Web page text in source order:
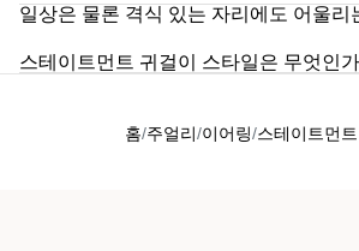
일상은 물론 격식 있는 자리에도 어울리
스테이트먼트 귀걸이 스타일은 무엇인
홈 주얼리 이어링 스테이트먼